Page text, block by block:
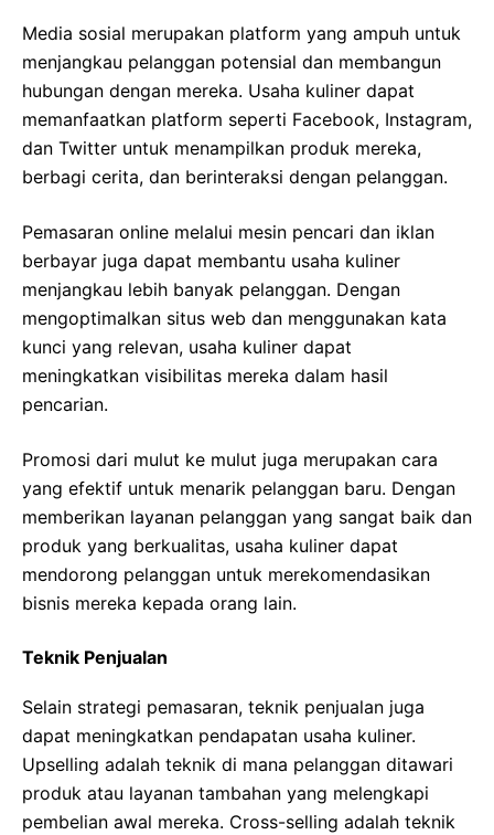
Media sosial merupakan platform yang ampuh untuk
menjangkau pelanggan potensial dan membangun
hubungan dengan mereka. Usaha kuliner dapat
memanfaatkan platform seperti Facebook, Instagram,
dan Twitter untuk menampilkan produk mereka,
berbagi cerita, dan berinteraksi dengan pelanggan.
Pemasaran online melalui mesin pencari dan iklan
berbayar juga dapat membantu usaha kuliner
menjangkau lebih banyak pelanggan. Dengan
mengoptimalkan situs web dan menggunakan kata
kunci yang relevan, usaha kuliner dapat
meningkatkan visibilitas mereka dalam hasil
pencarian.
Promosi dari mulut ke mulut juga merupakan cara
yang efektif untuk menarik pelanggan baru. Dengan
memberikan layanan pelanggan yang sangat baik dan
produk yang berkualitas, usaha kuliner dapat
mendorong pelanggan untuk merekomendasikan
bisnis mereka kepada orang lain.
Teknik Penjualan
Selain strategi pemasaran, teknik penjualan juga
dapat meningkatkan pendapatan usaha kuliner.
Upselling adalah teknik di mana pelanggan ditawari
produk atau layanan tambahan yang melengkapi
pembelian awal mereka. Cross-selling adalah teknik